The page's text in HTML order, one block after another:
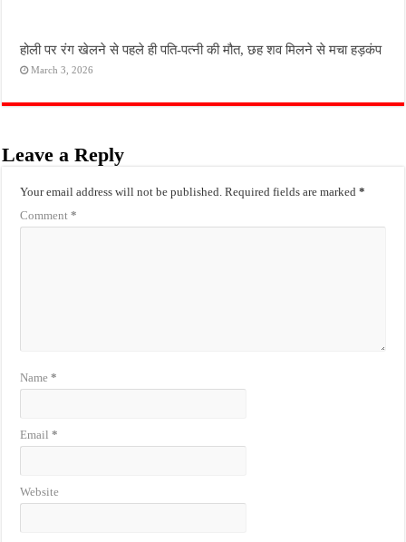
होली पर रंग खेलने से पहले ही पति-पत्नी की मौत, छह शव मिलने से मचा हड़कंप
March 3, 2026
Leave a Reply
Your email address will not be published. Required fields are marked*
Comment*
Name*
Email*
Website